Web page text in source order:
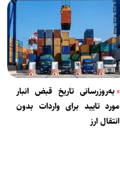
به‌روز‌رسانی تاریخ قبض انبار
مورد تایید برای واردات بدون
انتقال ارز